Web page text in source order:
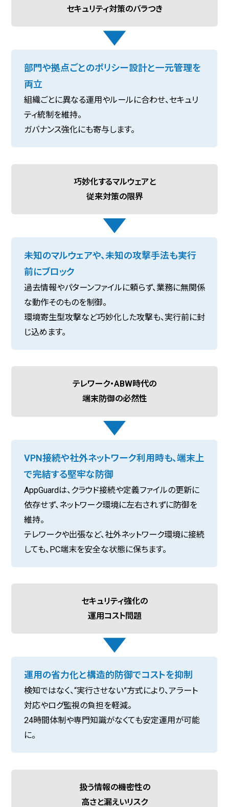
セキュリティ対策のバラつき
部門や拠点ごとのポリシー設計と一元管理を
両立
組織ごとに異なる運用やルールに合わせ、セキュリ
ティ統制を維持。
ガバナンス強化にも寄与します。
巧妙化するマルウェアと
従来対策の限界
未知のマルウェアや、未知の攻撃手法も実行
前にブロック
過去情報やパターンファイルに頼らず、業務に無関係
な動作そのものを制御。
環境寄生型攻撃など巧妙化した攻撃も、実行前に封
じ込めます。
テレワーク・ABW時代の
端末防御の必然性
VPN接続や社外ネットワーク利用時も、端末上
で完結する堅牢な防御
AppGuardは、クラウド接続や定義ファイルの更新に
依存せず、ネットワーク環境に左右されずに防御を
維持。
テレワークや出張など、社外ネットワーク環境に接続
しても、PC端末を安全な状態に保ちます。
セキュリティ強化の
運用コスト問題
運用の省力化と構造的防御でコストを抑制
検知ではなく、“実行させない”方式により、アラート
対応やログ監視の負担を軽減。
24時間体制や専門知識がなくても安定運用が可能
に。
扱う情報の機密性の
高さと漏えいリスク